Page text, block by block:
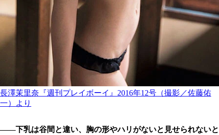
長澤茉里奈『週刊プレイボーイ』2016年12号（撮影／佐藤佑
一）より
――下乳は谷間と違い、胸の形やハリがないと見せられないと